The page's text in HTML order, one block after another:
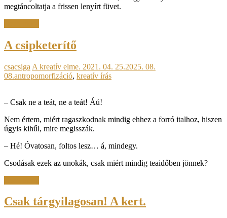
megtáncoltatja a frissen lenyírt füvet.
A csipketerítő
csacsiga A kreatív elme. 2021. 04. 25.2025. 08.
08.antropomorfizáció, kreatív írás
– Csak ne a teát, ne a teát! Áú!
Nem értem, miért ragaszkodnak mindig ehhez a forró italhoz, hiszen
úgyis kihűl, mire megisszák.
– Hé! Óvatosan, foltos lesz… á, mindegy.
Csodásak ezek az unokák, csak miért mindig teaidőben jönnek?
Csak tárgyilagosan! A kert.